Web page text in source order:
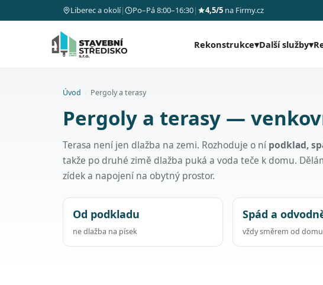
Liberec a okolí| Po–Pá 8:00–16:30| 4,5/5 na Firmy.cz
Rekonstrukce▾Další služby▾
Úvod Pergoly a terasy
Pergoly a terasy —
Terasa není jen dlažba na zemi. Rozhoduje o ní podklad,
takže po druhé zimě dlažba puká a voda teče k domu.
zídek a napojení na obytný prostor.
Od podkladu
ne dlažba na písek
Spád a
vždy směrem od domu